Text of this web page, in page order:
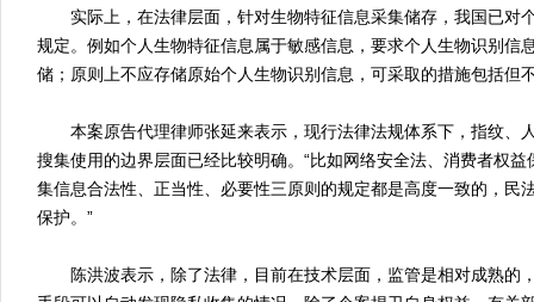
实际上，在法律层面，针对生物特征信息采集储存，我国已对
规定。例如个人生物特征信息属于敏感信息，要求个人生物识别信
储；原则上不应存储原始个人生物识别信息，可采取的措施包括但
本案原告代理律师张延来表示，现行法律法规体系下，指纹、
搜集使用的边界层面已经比较明确。“比如网络安全法、消费者权
集信息合法性、正当性、必要性三原则的规定都是高度一致的，民
保护。”
陈洪波表示，除了法律，目前在技术层面，监管是相对成熟的